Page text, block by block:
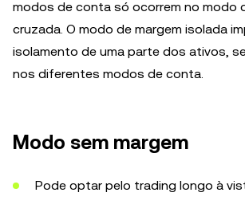
modos de conta só ocorrem no modo
cruzada. O modo de margem isolada
isolamento de uma parte dos ativos,
nos diferentes modos de conta.
Modo sem margem
Pode optar pelo trading longo à